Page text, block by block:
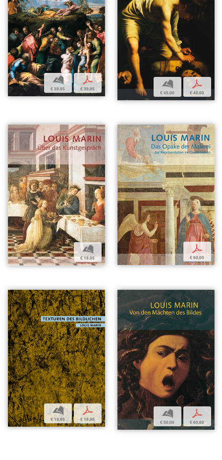
b
€ 39,95
p
€ 39,95 b
€ 45,00
p
€ 45,00
b
€ 19,95
p
€ 60,00
b
€ 19,95
p
€ 19,95
b
€ 50,00
p
€ 60,00